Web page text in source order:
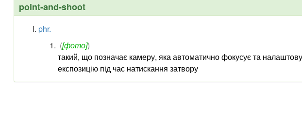
point-and-shoot
phr.
([фото])
такий, що позначає камеру, яка автоматично фокусує та
експозицію під час натискання затвору